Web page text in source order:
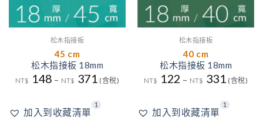
松木指接板
45 cm
松木指接板 18mm
NT$ 148 – NT$ 371 (含稅)
加入到收藏清單
211
松木指接板
40 cm
松木指接板 18mm
NT$ 122 – NT$ 331 (含稅)
加入到收藏清單
21